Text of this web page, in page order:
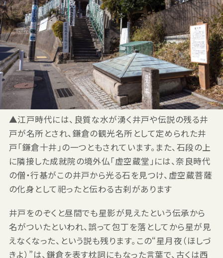
▲江戸時代には、良質な水が湧く井戸や伝説の残る井
戸が名所とされ、鎌倉の観光名所として定められた井
戸「鎌倉十井」の一つともされています。また、石段の上
に隣接した成就院の境外仏「虚空蔵堂」には、奈良時代
の僧・行基がこの井戸から光る石を見つけ、虚空蔵菩薩
の化身として祀ったと伝わる古刹があります
井戸をのぞくと昼間でも星影が見えたという伝承から
名がついたといわれ、誤って包丁を落としてから星が見
えなくなった、という説も残ります。この“星月夜（ほしづ
きよ）”は、鎌倉を表す枕詞にもなった言葉で、古くは西